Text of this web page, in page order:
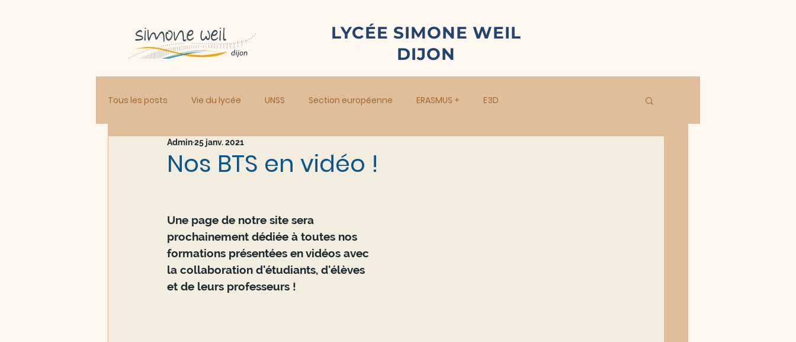
LYCÉE SIMONE WEIL
DIJON
Tous les posts Vie du lycée UNSS Section européenne ERASMUS + E3D
Nos BTS en vidéo !
Admin25 janv. 2021
Une page de notre site sera
prochainement dédiée à toutes nos
formations présentées en vidéos avec
la collaboration d'étudiants, d'élèves
et de leurs professeurs !